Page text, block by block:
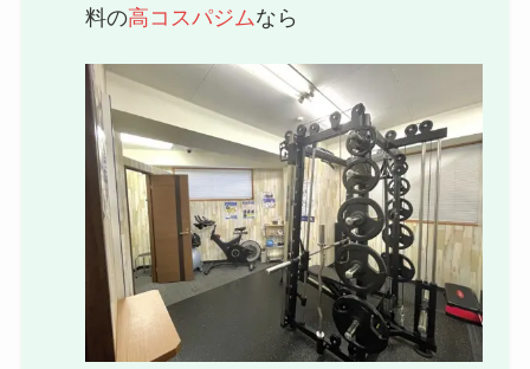
料の高コスパジムなら